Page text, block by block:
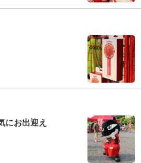
にお出迎え